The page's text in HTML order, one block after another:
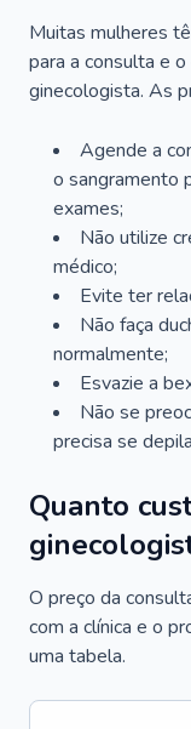
Muitas mulheres
para a consulta e
ginecologista. As
Agende a
o sangramento
exames;
Não utilize
médico;
Evite ter
Não faça
normalmente;
Esvazie a
Não se
precisa se
Quanto
O preço da
com a clínica e o
uma tabela.